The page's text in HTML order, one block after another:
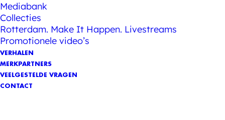
Mediabank
Collecties
Rotterdam. Make It Happen. Livestreams
Promotionele video’s
VERHALEN
MERKPARTNERS
VEELGESTELDE VRAGEN
CONTACT